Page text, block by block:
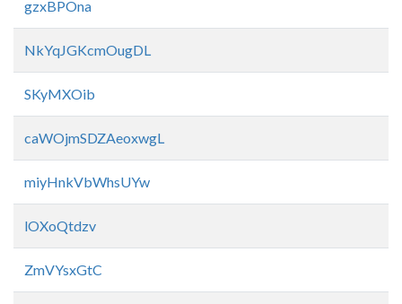
gzxBPOna
NkYqJGKcmOugDL
SKyMXOib
caWOjmSDZAeoxwgL
miyHnkVbWhsUYw
lOXoQtdzv
ZmVYsxGtC